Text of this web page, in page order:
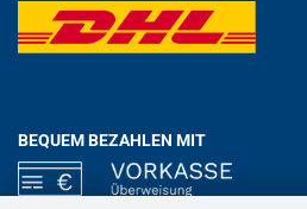
BEQUEM BEZAHLEN MIT